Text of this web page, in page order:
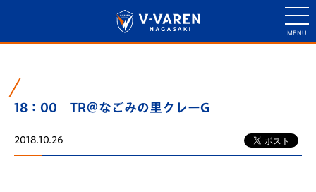
18：00 TR＠なごみの里クレーG
2018.10.26